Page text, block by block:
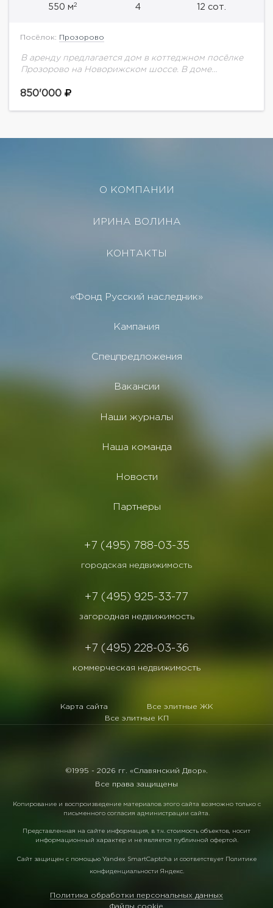
550 м2 4 12 сот.
Посёлок: Прозорово
В аренду предлагается дом в коттеджном посёлке
Прозорово на Новорижском шоссе. В доме
планировка: 4 спальни, просторная гостиная,
850'000
О КОМПАНИИ
ИРИНА ВОЛИНА
КОНТАКТЫ
«Фонд Русский наследник»
Кампания
Спецпредложения
Вакансии
Наши журналы
Наша команда
Новости
Партнеры
+7 (495) 788-03-35
городская недвижимость
+7 (495) 925-33-77
загородная недвижимость
+7 (495) 228-03-36
коммерческая недвижимость
Карта сайта
Все элитные ЖК
Все элитные КП
©1995 - 2026 гг. «Славянский Двор».
Все права защищены
Копирование и воспроизведение материалов этого сайта возможно только с
письменного согласия администрации сайта.
Представленная на сайте информация, в т.ч. стоимость объектов, носит
информационный характер и не является публичной офертой.
Сайт защищен с помощью Yandex SmartCaptcha и соответствует Политике
конфиденциальности Яндекс.
Политика обработки персональных данных
Файлы cookie